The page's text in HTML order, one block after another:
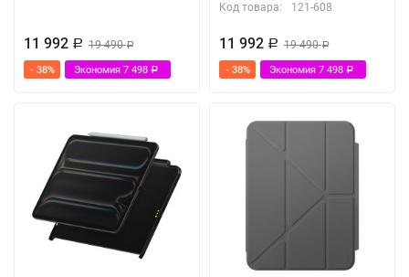
11 992 Р 19 490Р
- 38% Экономия 7 498 Р
Код товара: 121-608
11 992 Р 19 490Р
- 38% Экономия 7 498 Р